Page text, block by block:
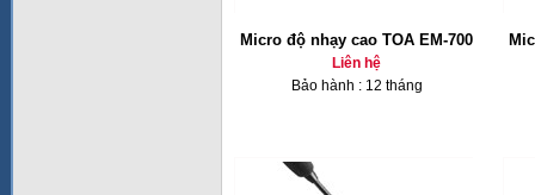
Micro độ nhạy cao TOA EM-700
Liên hệ
Bảo hành : 12 tháng